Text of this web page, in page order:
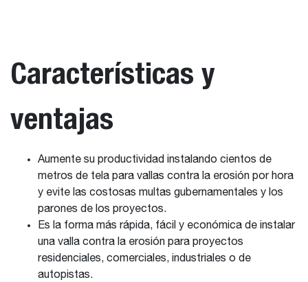
Características y
ventajas
Aumente su productividad instalando cientos de
metros de tela para vallas contra la erosión por hora
y evite las costosas multas gubernamentales y los
parones de los proyectos.
Es la forma más rápida, fácil y económica de instalar
una valla contra la erosión para proyectos
residenciales, comerciales, industriales o de
autopistas.